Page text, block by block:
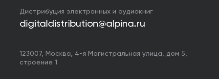
Дистрибуция электронных и аудиокниг
digitaldistribution@alpina.ru
123007, Москва, 4-я Магистральная улица, дом 5,
строение 1